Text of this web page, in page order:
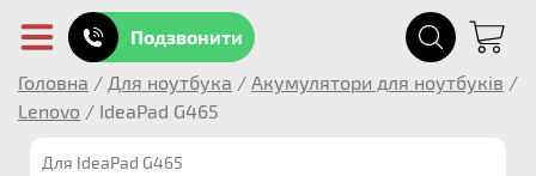
Подзвонити
Головна / Для ноутбука / Акумулятори для ноутбуків /
Lenovo / IdeaPad G465
Для IdeaPad G465